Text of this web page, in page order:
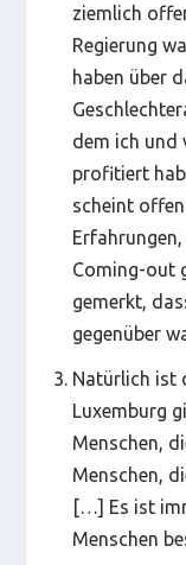
ziemlich
Regierung
haben über
dem ich und
profitiert
scheint
Coming-out
gemerkt,
gegenüber
Natürlich ist
Luxemburg
Menschen,
Menschen,
[…] Es ist
Menschen